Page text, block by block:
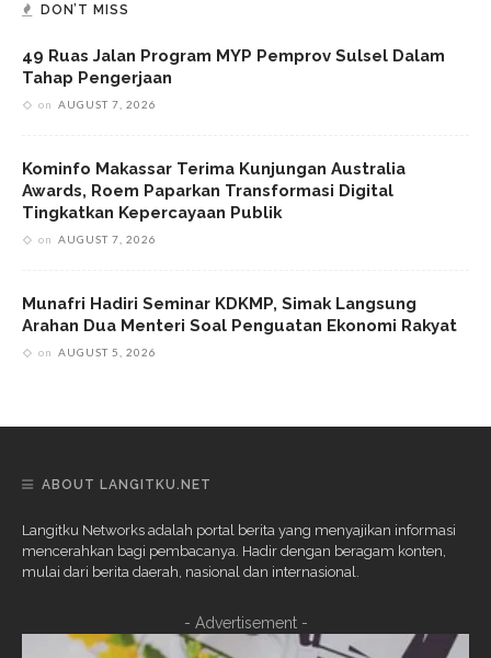
DON’T MISS
49 Ruas Jalan Program MYP Pemprov Sulsel Dalam
Tahap Pengerjaan
on AUGUST 7, 2026
Kominfo Makassar Terima Kunjungan Australia
Awards, Roem Paparkan Transformasi Digital
Tingkatkan Kepercayaan Publik
on AUGUST 7, 2026
Munafri Hadiri Seminar KDKMP, Simak Langsung
Arahan Dua Menteri Soal Penguatan Ekonomi Rakyat
on AUGUST 5, 2026
ABOUT LANGITKU.NET
Langitku Networks adalah portal berita yang menyajikan informasi
mencerahkan bagi pembacanya. Hadir dengan beragam konten,
mulai dari berita daerah, nasional dan internasional.
- Advertisement -